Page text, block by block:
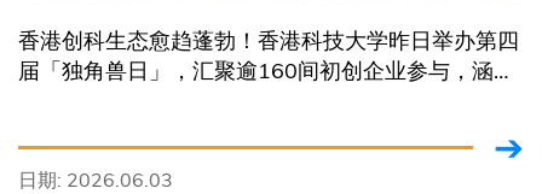
将聚焦重点领域科研创新 加强拓
展人才储备
香港创科生态愈趋蓬勃！香港科技大学昨日举办第四
届「独角兽日」，汇聚逾160间初创企业参与，涵盖
日期: 2026.06.03